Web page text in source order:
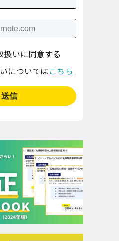
扱いに同意する
については こちら